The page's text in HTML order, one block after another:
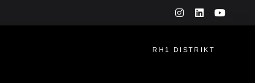
instagram
linkedin
RH1 DISTRIKT